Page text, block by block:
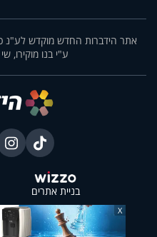
אתר הידברות החדש מוקדש לע"נ
ע"י בנו מוקירו,
בניית אתרים
X